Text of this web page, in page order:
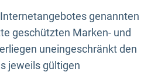
genannten
geschützten Marken- und
uneingeschränkt den
jeweils gültigen